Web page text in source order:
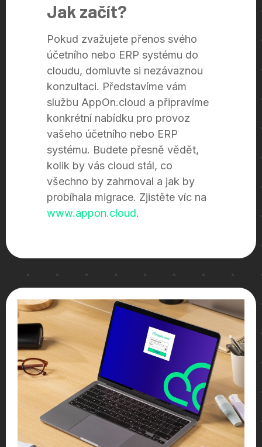
Jak začít?
Pokud zvažujete přenos svého
účetního nebo ERP systému do
cloudu, domluvte si nezávaznou
konzultaci. Představíme vám
službu AppOn.cloud a připravíme
konkrétní nabídku pro provoz
vašeho účetního nebo ERP
systému. Budete přesně vědět,
kolik by vás cloud stál, co
všechno by zahrnoval a jak by
probíhala migrace. Zjistěte víc na
www.appon.cloud.